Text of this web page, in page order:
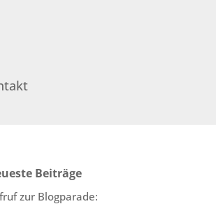
Beiträge
zur Blogparade: